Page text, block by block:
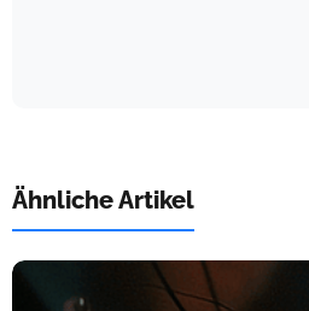
Ähnliche Artikel